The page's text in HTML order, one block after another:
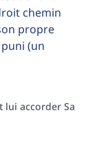
chemin
propre
(un
lui accorder Sa